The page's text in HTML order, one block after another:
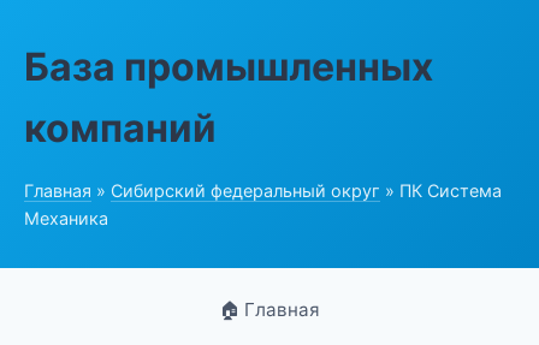
База промышленных
компаний
Главная » Сибирский федеральный округ » ПК Система
Механика
🏠 Главная